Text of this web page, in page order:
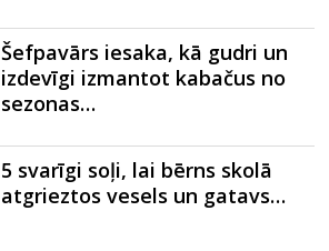
Šefpavārs iesaka, kā gudri un
izdevīgi izmantot kabačus no
sezonas…
5 svarīgi soļi, lai bērns skolā
atgrieztos vesels un gatavs…